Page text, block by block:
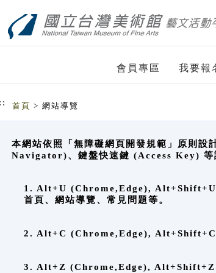
會員專區 我要報
首頁 > 網站導覽
本網站依照「無障礙網頁開發規範」原則
Navigator)、鍵盤快速鍵 (Access Key) 等
1. Alt+U (Chrome,Edge), Alt+Shift+U
首頁、網站導覽、常見問題等。
2. Alt+C (Chrome,Edge), Alt+Shift+C
3. Alt+Z (Chrome,Edge), Alt+Shift+Z